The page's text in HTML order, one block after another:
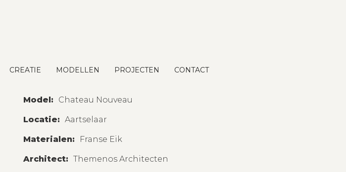
CREATIE MODELLEN PROJECTEN CONTACT
Project Aartselaar
Model: Chateau Nouveau
Locatie: Aartselaar
Materialen: Franse Eik
Architect: Themenos Architecten